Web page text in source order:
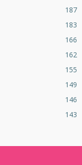
187
183
166
162
155
149
146
143